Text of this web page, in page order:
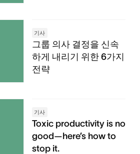
기사
그룹 의사 결정을 신속
하게 내리기 위한 6가지
전략
기사
Toxic productivity is no
good—here’s how to
stop it.